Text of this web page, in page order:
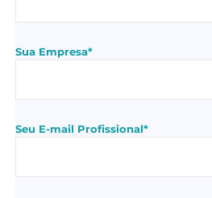
Sua Empresa*
Seu E-mail Profissional*